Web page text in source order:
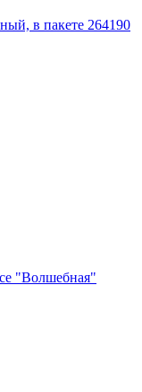
в пакете 264190
"Волшебная"